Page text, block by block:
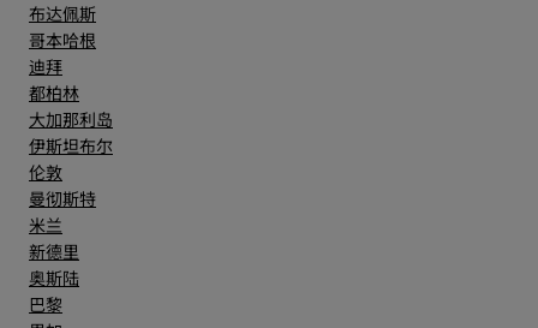
布达佩斯
哥本哈根
迪拜
都柏林
大加那利岛
伊斯坦布尔
伦敦
曼彻斯特
米兰
新德里
奥斯陆
巴黎